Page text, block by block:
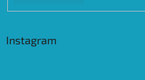
Instagram